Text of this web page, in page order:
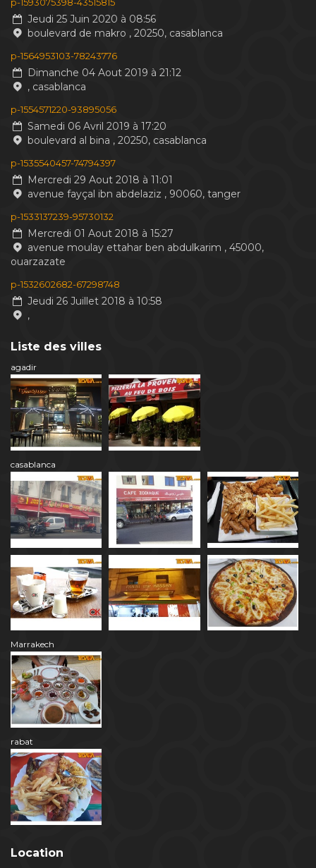
Jeudi 25 Juin 2020 à 08:56
boulevard de makro , 20250, casablanca
p-1564953103-78243776
Dimanche 04 Aout 2019 à 21:12
, casablanca
p-1554571220-93895056
Samedi 06 Avril 2019 à 17:20
boulevard al bina , 20250, casablanca
p-1535540457-74794397
Mercredi 29 Aout 2018 à 11:01
avenue fayçal ibn abdelaziz , 90060, tanger
p-1533137239-95730132
Mercredi 01 Aout 2018 à 15:27
avenue moulay ettahar ben abdulkarim , 45000,
ouarzazate
p-1532602682-67298748
Jeudi 26 Juillet 2018 à 10:58
,
Liste des villes
agadir
casablanca
Marrakech
rabat
Location